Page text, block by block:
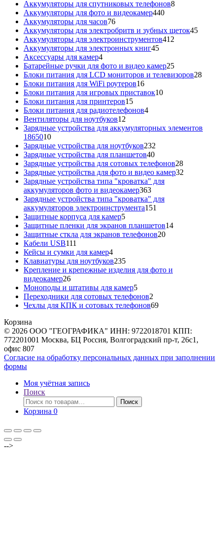
Аккумуляторы для спутниковых телефонов88
Аккумуляторы для фото и видеокамер440440
Аккумуляторы для часов7676
товаров
Аккумуляторы для электробритв и зубных щеток4545
Аккумуляторы для электроинструментов412
Аккумуляторы для электронных книг4545
Аксессуары для камер44
товара
Батарейные ручки для фото и видео камер2525
товаров
Блоки питания для LCD мониторов и телевизоров2828
Блоки питания для WiFi роутеров1616
товаров
Блоки питания для игровых приставок1010
Блоки питания для принтеров1515
товаров
Блоки питания для радиотелефонов44
Вентиляторы для ноутбуков12
товаров
Зарядные устройства для аккумуляторных элементов
186501010
товаров
Зарядные устройства для ноутбуков232
Зарядные устройства для планшетов4040
товаров
Зарядные устройства для сотовых телефонов2828
товаров
Зарядные устройства для фото и видео камер32
Зарядные устройства типа "кроватка" для
аккумуляторов фото и видеокамер363363
товара
Зарядные устройства типа "кроватка" для
аккумуляторов электроинструмента151
Защитные корпуса для камер55
товаров
Защитные пленки для экранов планшетов1414
Защитные сткла для экранов телефонов2020
Кабели USB111
товаров
Кейсы и сумки для камер44
товара
Клавиатуры для ноутбуков235235
товаров
Крепление и крепежные изделия для фото и
видеокамер2626
товаров
Моноподы и штативы для камер55
товаров
Переходники для сотовых телефонов2
товара
Чехлы для КПК и сотовых телефонов6969
Корзина
© 2026 ООО "ГЕОГРАФИКА" ИНН: 9722018701 КПП:
772201001 Москва, БЦ Россия, Волгоградский пр-т, 26с1,
офис 807
Согласие на обработку персональных данных при заполнении
формы
Моя учётная запись
Поиск
Искать:
Поиск
Корзина 0
-->